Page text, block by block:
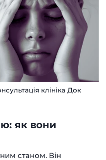
клініка Док
як вони
станом. Він